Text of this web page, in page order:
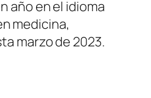
año en el idioma
medicina,
marzo de 2023.